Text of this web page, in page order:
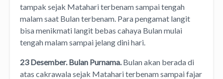
tampak sejak Matahari terbenam sampai tengah
malam saat Bulan terbenam. Para pengamat langit
bisa menikmati langit bebas cahaya Bulan mulai
tengah malam sampai jelang dini hari.
23 Desember. Bulan Purnama. Bulan akan berada di
atas cakrawala sejak Matahari terbenam sampai fajar